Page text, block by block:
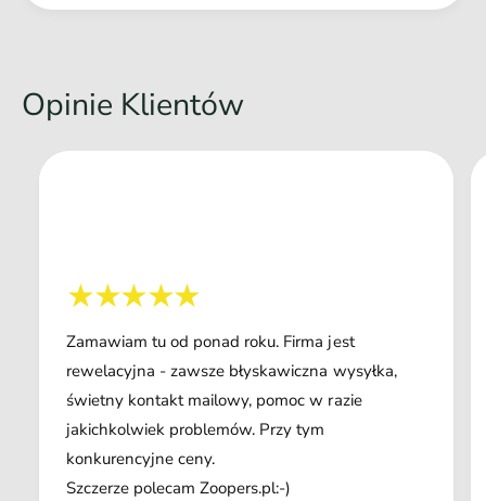
Opinie Klientów
Zamawiam tu od ponad roku. Firma jest
rewelacyjna - zawsze błyskawiczna wysyłka,
świetny kontakt mailowy, pomoc w razie
jakichkolwiek problemów. Przy tym
konkurencyjne ceny.
Szczerze polecam Zoopers.pl:-)